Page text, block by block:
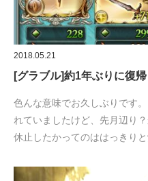
2018.05.21
[グラブル]約1年ぶりに復
色んな意味でお久しぶりです
れていましたけど、先月辺り
休止したかってのははっきり